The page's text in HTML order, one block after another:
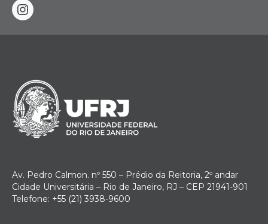
instagram
Av. Pedro Calmon. nº 550 – Prédio da Reitoria, 2º andar
Cidade Universitária – Rio de Janeiro, RJ – CEP 21941-901
Telefone: +55 (21) 3938-9600